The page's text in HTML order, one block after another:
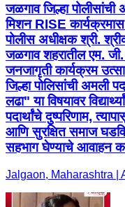
जळगाव जिल्हा पोलीसांची
मिशन RISE कार्यक्रमास
पोलीस अधीक्षक श्री.
जळगाव शहरातील एम.
जनजागृती कार्यक्रम
जिल्हा पोलिसांची अमली
लढा" या विषयावर
पदार्थांचे दुष्परिणाम,
आणि सुरक्षित समाज
सहभाग घेण्याचे आवाहन
Jalgaon, Maharashtra |